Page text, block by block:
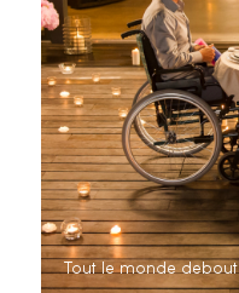
Tout le monde debout